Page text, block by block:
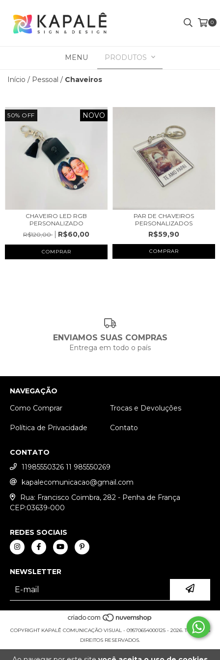
0
MENU PRODUTOS
Início / Pessoal / Chaveiros
50% OFF NOVO
CHAVEIRO LED RGB
PERSONALIZADO
R$120,00
R$60,00
PAR DE CHAVEIROS
PERSONALIZADOS
R$59,90
COMPRAR
ENVIAMOS SUAS COMPRAS
Entrega em todo o país
NAVEGAÇÃO
Como Comprar
Trocas e Devoluções
Política de Privacidade Contato
CONTATO
11985550326 11 985550269
kapalecomunicacao@gmail.com
Rua: Francisco Coimbra, 282 - Penha de França
CEP:03639-000
REDES SOCIAIS
NEWSLETTER
COPYRIGHT KAPALÊ COMUNICAÇÃO VISUAL - 09570654000125 - 2026. TODOS OS
DIREITOS RESERVADOS.